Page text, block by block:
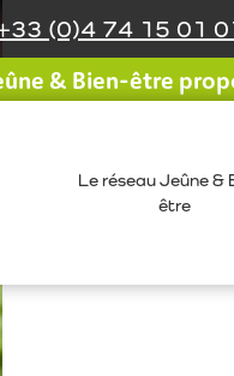
(0)4 74 15 01
& Bien-être
Le réseau Jeûne &
être